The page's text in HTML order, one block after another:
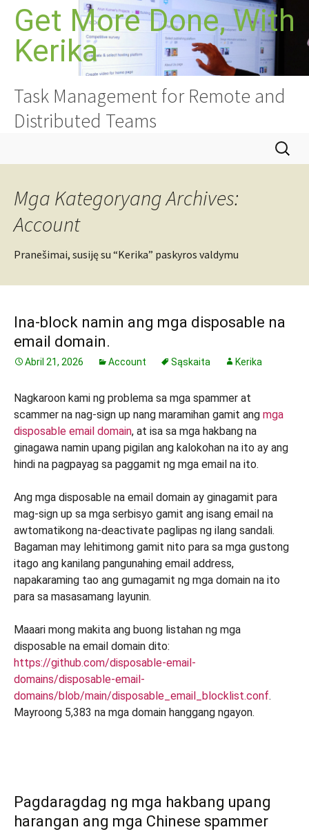
Lumaktaw
nilalaman
Get More Done, With
Kerika
Task Management for Remote and
Distributed Teams
Hanapin
ang:
Mga Kategoryang Archives:
Account
Pranešimai, susiję su “Kerika” paskyros valdymu
Ina-block namin ang mga disposable na
email domain.
Abril 21, 2026 Account Sąskaita Kerika
Nagkaroon kami ng problema sa mga spammer at
scammer na nag-sign up nang maramihan gamit ang mga
disposable email domain, at isa sa mga hakbang na
ginagawa namin upang pigilan ang kalokohan na ito ay ang
hindi na pagpayag sa paggamit ng mga email na ito.
Ang mga disposable na email domain ay ginagamit para
mag-sign up sa mga serbisyo gamit ang isang email na
awtomatikong na-deactivate paglipas ng ilang sandali.
Bagaman may lehitimong gamit nito para sa mga gustong
itago ang kanilang pangunahing email address,
napakaraming tao ang gumagamit ng mga domain na ito
para sa masasamang layunin.
Maaari mong makita ang buong listahan ng mga
disposable na email domain dito:
https://github.com/disposable-email-
domains/disposable-email-
domains/blob/main/disposable_email_blocklist.conf.
Mayroong 5,383 na mga domain hanggang ngayon.
Pagdaragdag ng mga hakbang upang
harangan ang mga Chinese spammer